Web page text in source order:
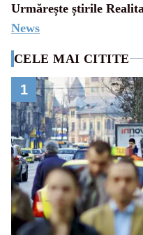
Urmărește știrile
News
CELE MAI CITITE
1